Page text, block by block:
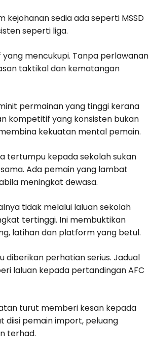
kejohanan sedia ada seperti MSSD
seperti liga.
mencukupi. Tanpa perlawanan
taktikal dan kematangan
permainan yang tinggi kerana
kompetitif yang konsisten bukan
kekuatan mental pemain.
tertumpu kepada sekolah sukan
Ada pemain yang lambat
meningkat dewasa.
tidak melalui laluan sekolah
tertinggi. Ini membuktikan
latihan dan platform yang betul.
diberikan perhatian serius. Jadual
laluan kepada pertandingan AFC
turut memberi kesan kepada
diisi pemain import, peluang
terhad.